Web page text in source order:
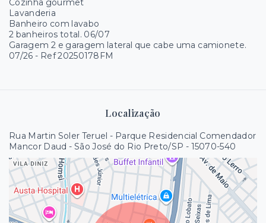
Cozinha gourmet
Lavanderia
Banheiro com lavabo
2 banheiros total. 06/07
Garagem 2 e garagem lateral que cabe uma camionete.
07/26 - Ref 20250178FM
Localização
Rua Martin Soler Teruel - Parque Residencial Comendador
Mancor Daud - São José do Rio Preto/SP - 15070-540